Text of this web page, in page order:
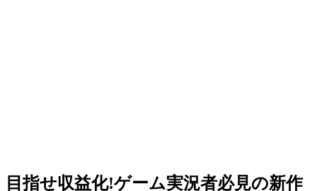
目指せ収益化!ゲーム実況者必見の新作